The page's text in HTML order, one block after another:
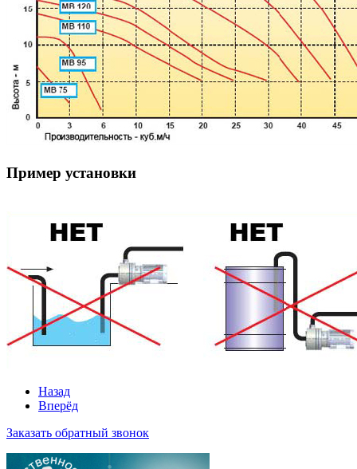
Пример установки
Назад
Вперёд
Заказать обратный звонок